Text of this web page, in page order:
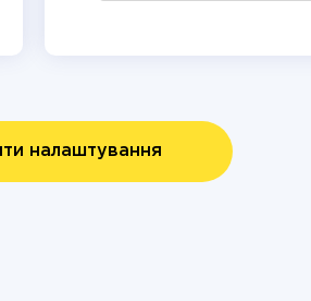
налаштування